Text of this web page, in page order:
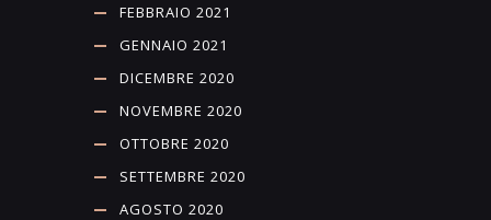
FEBBRAIO 2021
GENNAIO 2021
DICEMBRE 2020
NOVEMBRE 2020
OTTOBRE 2020
SETTEMBRE 2020
AGOSTO 2020